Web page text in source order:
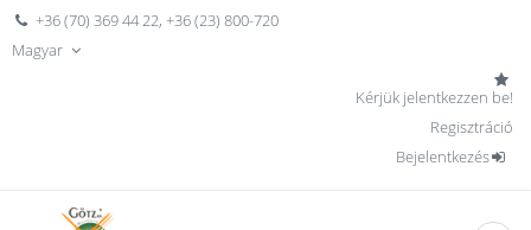
+36 (70) 369 44 22,+36 (23) 800-720
Magyar
Kérjük jelentkezzen be!
Regisztráció
Bejelentkezés